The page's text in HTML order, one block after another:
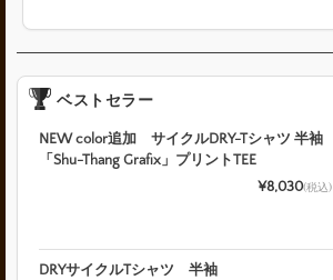
ベストセラー
NEW color追加 サイクルDRY-Tシャツ 半袖
「Shu-Thang Grafix」プリントTEE
¥8,030(税込)
DRYサイクルTシャツ 半袖